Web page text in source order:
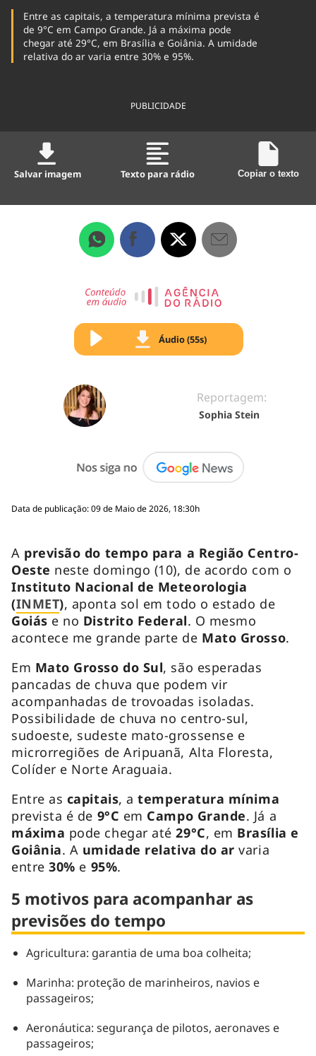
Entre as capitais, a temperatura mínima prevista é
de 9°C em Campo Grande. Já a máxima pode
chegar até 29°C, em Brasília e Goiânia. A umidade
relativa do ar varia entre 30% e 95%.
PUBLICIDADE
Salvar imagem Texto para rádio Copiar o texto
Áudio (55s)
Reportagem:
Sophia Stein
Data de publicação: 09 de Maio de 2026, 18:30h
A previsão do tempo para a Região Centro-
Oeste neste domingo (10), de acordo com o
Instituto Nacional de Meteorologia
(INMET), aponta sol em todo o estado de
Goiás e no Distrito Federal. O mesmo
acontece me grande parte de Mato Grosso.
Em Mato Grosso do Sul, são esperadas
pancadas de chuva que podem vir
acompanhadas de trovoadas isoladas.
Possibilidade de chuva no centro-sul,
sudoeste, sudeste mato-grossense e
microrregiões de Aripuanã, Alta Floresta,
Colíder e Norte Araguaia.
Entre as capitais, atemperatura mínima
prevista é de 9°C em Campo Grande. Já a
máxima pode chegar até29°C, em Brasília e
Goiânia. A umidade relativa do arvaria
entre30% e 95%.
5 motivos para acompanhar as
previsões do tempo
Agricultura: garantia de uma boa colheita;
Marinha: proteção de marinheiros, navios e
passageiros;
Aeronáutica: segurança de pilotos, aeronaves e
passageiros;